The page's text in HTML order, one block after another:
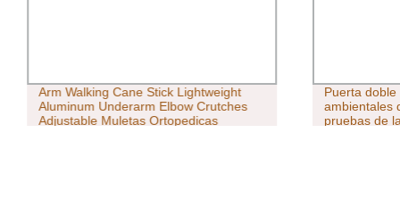
Arm Walking Cane Stick Lightweight
Aluminum Underarm Elbow Crutches
Adjustable Muletas Ortopedicas
Puerta
ambientales
pruebas de